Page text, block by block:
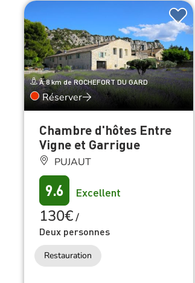
À 8 km de ROCHEFORT DU GARD
Réserver
Chambre d'hôtes Entre
Vigne et Garrigue
PUJAUT
9.6 Excellent
130€/
Deux personnes
Restauration